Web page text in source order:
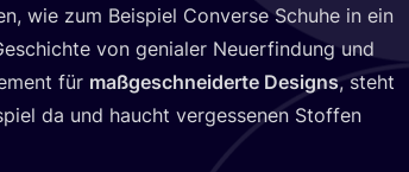
wie zum Bei­spiel Con­ver­se Schu­he in ein
von genia­ler Neu­erfin­dung und
für maß­ge­schnei­der­te Designs, steht
da und haucht ver­ges­se­nen Stof­fen